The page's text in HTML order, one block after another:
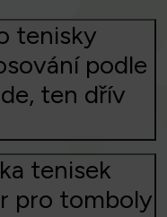
tenisky
podle
ten dřív
tenisek
pro tomboly